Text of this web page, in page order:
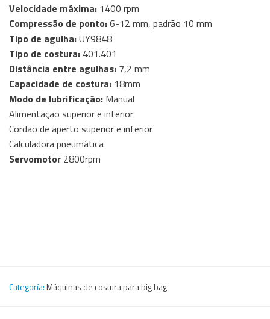
Velocidade máxima: 1400 rpm
Compressão de ponto:6-12 mm, padrão 10 mm
Tipo de agulha:UY9848
Tipo de costura: 401.401
Distância entre agulhas: 7,2 mm
Capacidade de costura: 18mm
Modo de lubrificação: Manual
Alimentação superior e inferior
Cordão de aperto superior e inferior
Calculadora pneumática
Servomotor 2800rpm
Categoría:Máquinas de costura para big bag